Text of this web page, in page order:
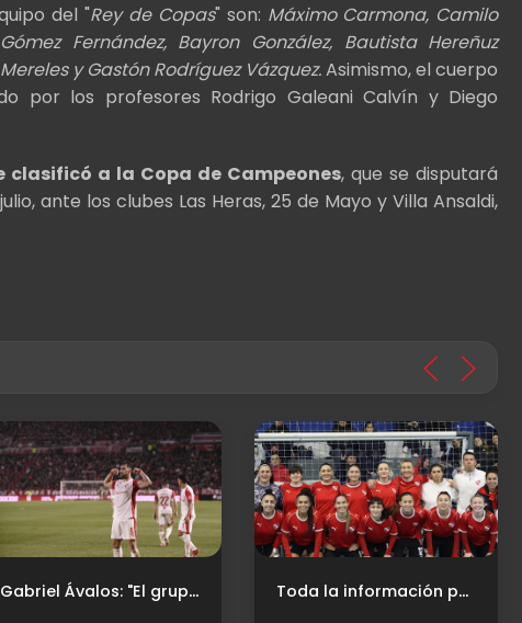
del "Rey de Copas" son: Máximo Carmona, Camilo
Fernández, Bayron González, Bautista Hereñuz
y Gastón Rodríguez Vázquez.Asimismo, el cuerpo
por los profesores Rodrigo Galeani Calvín y Diego
clasificó a la Copa de Campeones, que se disputará
ante los clubes Las Heras, 25 de Mayo y Villa Ansaldi,
Gabriel Ávalos: "El grupo está comprometido y eso es lo que vamos a tratar de demostrar" Toda la información para el duelo de "Las Diablas" en Copa Argentina